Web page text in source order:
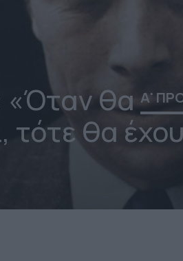
«Όταν θαΑ'
τότε θα